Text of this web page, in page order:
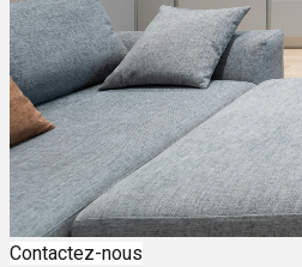
Contactez-nous